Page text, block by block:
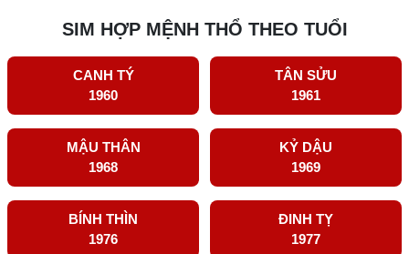
SIM HỢP MỆNH THỔ THEO TUỔI
CANH TÝ
1960
TÂN SỬU
1961
MẬU THÂN
1968
KỶ DẬU
1969
BÍNH THÌN
1976
ĐINH TỴ
1977